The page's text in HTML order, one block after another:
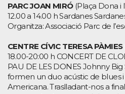
PARC JOAN MIRÓ(Plaça Dona i
12.00 a 14.00 h Sardanes
Organitza: Associació Parc de
CENTRE CÍVIC TERESA PÀMIES
18.00-20:00 h CONCERT DE
PAU DE LES DONES Johnny
formen un duo acústic de blues
Americana. Traslladant-nos a